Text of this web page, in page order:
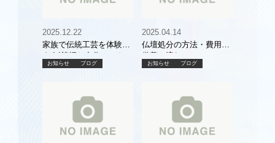
家族で伝統工芸を体験し
よう!箔押し自作セットで
仏壇に輝きを与える方法
2025.12.22
お知らせ ブログ
仏壇処分の方法・費用・
供養の流れ
2025.04.14
お知らせ ブログ